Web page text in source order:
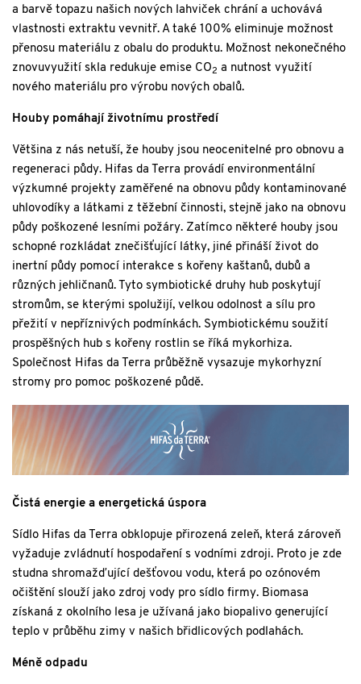
a barvě topazu našich nových lahviček chrání a uchovává
vlastnosti extraktu vevnitř. A také 100% eliminuje možnost
přenosu materiálu z obalu do produktu. Možnost nekonečného
znovuvyužití skla redukuje emise CO2 a nutnost využití
nového materiálu pro výrobu nových obalů.
Houby pomáhají životnímu prostředí
Většina z nás netuší, že houby jsou neocenitelné pro obnovu a
regeneraci půdy. Hifas da Terra provádí environmentální
výzkumné projekty zaměřené na obnovu půdy kontaminované
uhlovodíky a látkami z těžební činnosti, stejně jako na obnovu
půdy poškozené lesními požáry. Zatímco některé houby jsou
schopné rozkládat znečišťující látky, jiné přináší život do
inertní půdy pomocí interakce s kořeny kaštanů, dubů a
různých jehličnanů. Tyto symbiotické druhy hub poskytují
stromům, se kterými spolužijí, velkou odolnost a sílu pro
přežití v nepříznivých podmínkách. Symbiotickému soužití
prospěšných hub s kořeny rostlin se říká mykorhiza.
Společnost Hifas da Terra průběžně vysazuje mykorhyzní
stromy pro pomoc poškozené půdě.
Čistá energie a energetická úspora
Sídlo Hifas da Terra obklopuje přirozená zeleň, která zároveň
vyžaduje zvládnutí hospodaření s vodními zdroji. Proto je zde
studna shromažďující dešťovou vodu, která po ozónovém
očištění slouží jako zdroj vody pro sídlo firmy. Biomasa
získaná z okolního lesa je užívaná jako biopalivo generující
teplo v průběhu zimy v našich břidlicových podlahách.
Méně odpadu